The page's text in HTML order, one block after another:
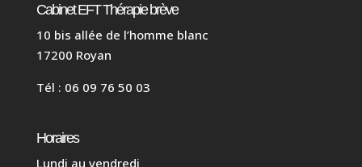
Cabinet EFT Thérapie brève
10 bis allée de l’homme blanc
17200 Royan
Tél : 06 09 76 50 03
Horaires
Lundi au vendredi